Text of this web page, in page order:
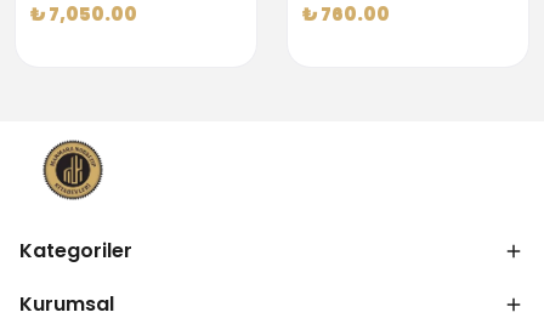
₺ 7,050.00 ₺ 760.00
Kategoriler
Kurumsal